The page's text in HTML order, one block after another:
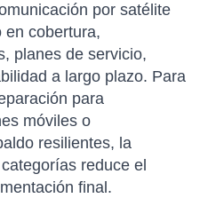
por satélite
en cobertura,
planes de servicio,
a largo plazo. Para
para
móviles o
resilientes, la
reduce el
final.